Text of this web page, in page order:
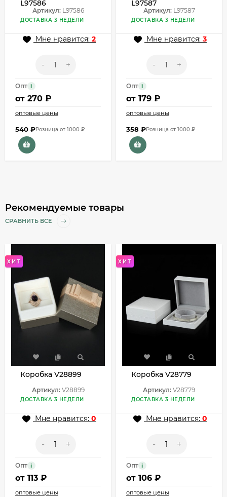
L97586
Артикул:L97586
ДОСТАВКА 3 НЕДЕЛИ
Мне нравится: 2
- +
Опт i
от 270 ₽
оптовые цены
540 ₽Розница от 1000 ₽
L97587
Артикул:L97587
ДОСТАВКА 3 НЕДЕЛИ
Мне нравится: 3
- +
Опт i
от 179 ₽
оптовые цены
358 ₽Розница от 1000 ₽
Рекомендуемые товары
СРАВНИТЬ ВСЕ
ХИТ
Коробка V28899
Артикул:V28899
ДОСТАВКА 3 НЕДЕЛИ
Мне нравится: 0
- +
Опт i
от 113 ₽
оптовые цены
ХИТ
Коробка V28779
Артикул: V28779
ДОСТАВКА 3 НЕДЕЛИ
Мне нравится: 0
- +
Опт i
от 106 ₽
оптовые цены